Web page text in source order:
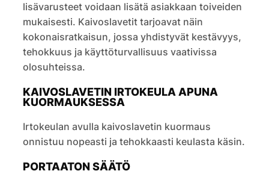
lisävarusteet voidaan lisätä asiakkaan toiveiden
mukaisesti. Kaivoslavetit tarjoavat näin
kokonaisratkaisun, jossa yhdistyvät kestävyys,
tehokkuus ja käyttöturvallisuus vaativissa
olosuhteissa.
KAIVOSLAVETIN IRTOKEULA APUNA
KUORMAUKSESSA
Irtokeulan avulla kaivoslavetin kuormaus
onnistuu nopeasti ja tehokkaasti keulasta käsin‭.‬
PORTAATON SÄÄTÖ